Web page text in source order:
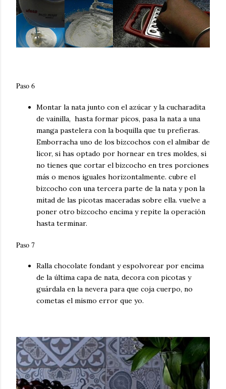
Paso 6
Montar la nata junto con el azúcar y la cucharadita
de vainilla, hasta formar picos, pasa la nata a una
manga pastelera con la boquilla que tu prefieras.
Emborracha uno de los bizcochos con el almíbar de
licor, si has optado por hornear en tres moldes, si
no tienes que cortar el bizcocho en tres porciones
más o menos iguales horizontalmente. cubre el
bizcocho con una tercera parte de la nata y pon la
mitad de las picotas maceradas sobre ella. vuelve a
poner otro bizcocho encima y repite la operación
hasta terminar.
Paso 7
Ralla chocolate fondant yespolvorear por encima
de la última capa de nata, decora con picotas y
guárdala en la nevera para que coja cuerpo, no
cometas el mismo error que yo.